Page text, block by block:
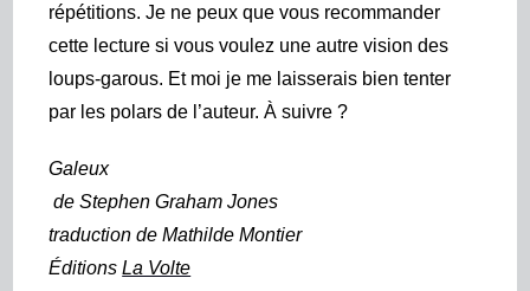
répétitions. Je ne peux que vous recommander
cette lecture si vous voulez une autre vision des
loups-garous. Et moi je me laisserais bien tenter
par les polars de l’auteur. À suivre ?
Galeux
deStephen Graham Jones
traduction de Mathilde Montier
ÉditionsLa Volte